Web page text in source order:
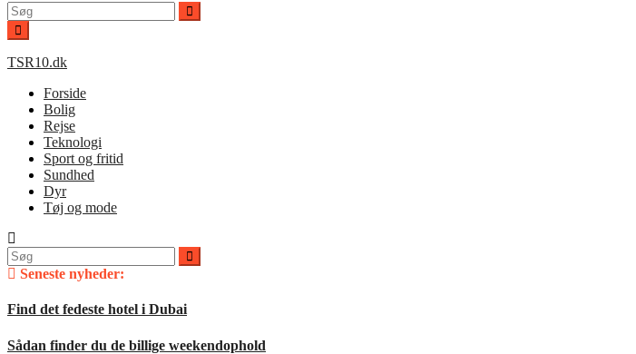
Søg
efter:
TSR10.dk
Forside
Bolig
Rejse
Teknologi
Sport og fritid
Sundhed
Dyr
Tøj og mode
Søg
efter:Seneste nyheder:
Find det fedeste hotel i Dubai
Sådan finder du de billige weekendophold